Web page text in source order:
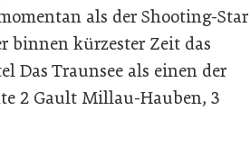
als der Shooting-Star
binnen kürzester Zeit das
Das Traunsee als einen der
2 Gault Millau-Hauben, 3